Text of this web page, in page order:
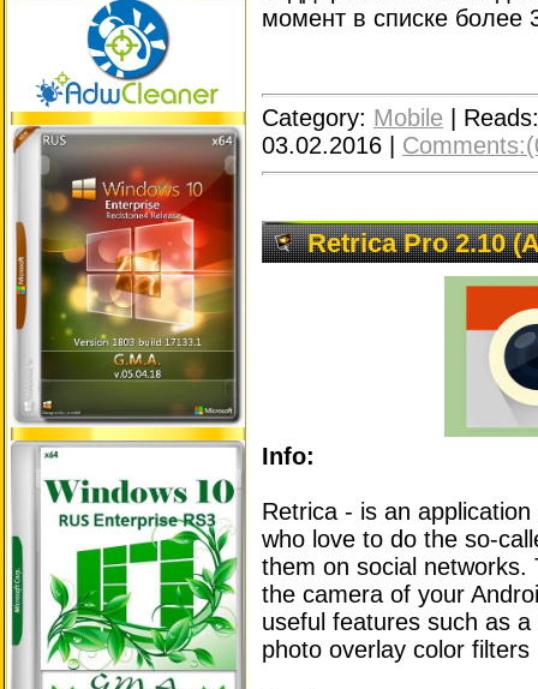
момент в списке более
Category: Mobile
Reads:
03.02.2016
Retrica Pro 2.10
Info:
Retrica - is an
who love to do the so-
them on social networks.
the camera of your
useful features such as
photo overlay color filters